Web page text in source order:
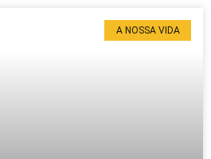
A NOSSA VIDA